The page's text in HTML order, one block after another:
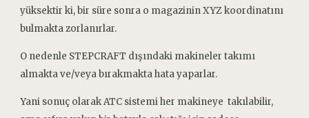
yüksektir ki, bir süre sonra o magazinin XYZ koordinatını
bulmakta zorlanırlar.
O nedenle STEPCRAFT dışındaki makineler takımı
almakta ve/veya bırakmakta hata yaparlar.
Yani sonuç olarak ATC sistemi her makineye takılabilir,